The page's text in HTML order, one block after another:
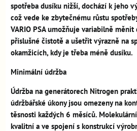
spotřeba dusíku nižší, dochází k jeho
což vede ke zbytečnému růstu
VARIO PSA umožňuje variabilně
příslušné čistotě a ušetřit výrazně na
okamžicích, kdy je třeba méně dusíku.
Minimální údržba
Údržba na generátorech Nitrogen
údržbářské úkony jsou omezeny na
těsnosti každých 6 měsíců.
kvalitní a ve spojení s konstrukcí